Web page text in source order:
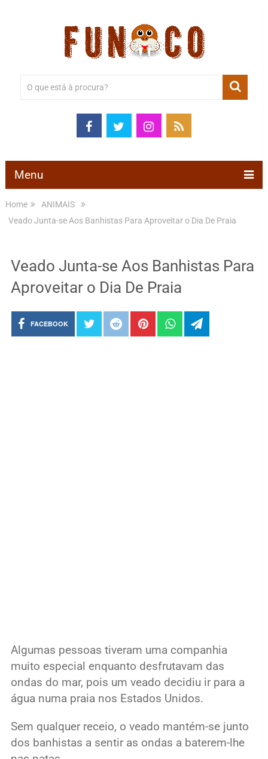
Menu
Home
ANIMAIS
Veado Junta-se Aos Banhistas Para Aproveitar o Dia De Praia
Veado Junta-se Aos Banhistas Para
Aproveitar o Dia De Praia
FACEBOOK
Algumas pessoas tiveram uma companhia
muito especial enquanto desfrutavam das
ondas do mar, pois um veado decidiu ir para a
água numa praia nos Estados Unidos.
Sem qualquer receio, o veado mantém-se junto
dos banhistas a sentir as ondas a baterem-lhe